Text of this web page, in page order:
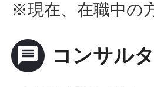
※現在、在職中の
message コンサル